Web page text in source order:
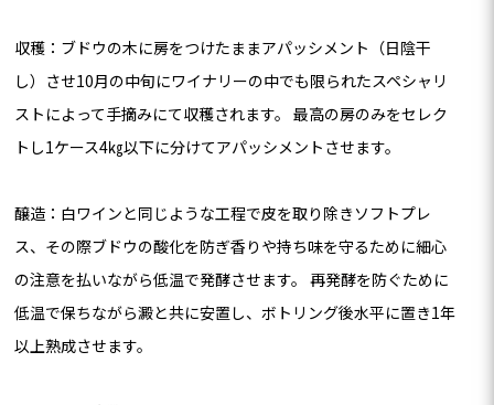
収穫：ブドウの木に房をつけたままアパッシメント（日陰干
し）させ10月の中旬にワイナリーの中でも限られたスペシャリ
ストによって手摘みにて収穫されます。 最高の房のみをセレク
トし1ケース4㎏以下に分けてアパッシメントさせます。
醸造：白ワインと同じような工程で皮を取り除きソフトプレ
ス、その際ブドウの酸化を防ぎ香りや持ち味を守るために細心
の注意を払いながら低温で発酵させます。 再発酵を防ぐために
低温で保ちながら澱と共に安置し、ボトリング後水平に置き1年
以上熟成させます。